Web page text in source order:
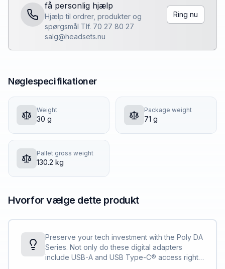
få personlig hjælp
Hjælp til ordrer, produkter og
spørgsmål Tlf. 70 27 80 27
salg@headsets.nu
Ring nu
Nøglespecifikationer
Weight
30 g
Package weight
71 g
Pallet gross weight
130.2 kg
Hvorfor vælge dette produkt
Preserve your tech investment with the Poly DA
Series. Not only do these digital adapters
include USB-A and USB Type-C®️ access right